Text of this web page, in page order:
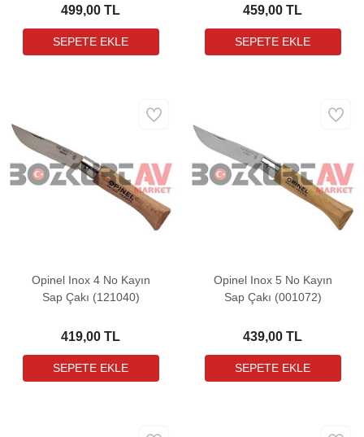
499,00 TL 459,00 TL
Opinel Inox 4 No Kayın
Sap Çakı (121040)
419,00 TL
Opinel Inox 5 No Kayın
Sap Çakı (001072)
439,00 TL